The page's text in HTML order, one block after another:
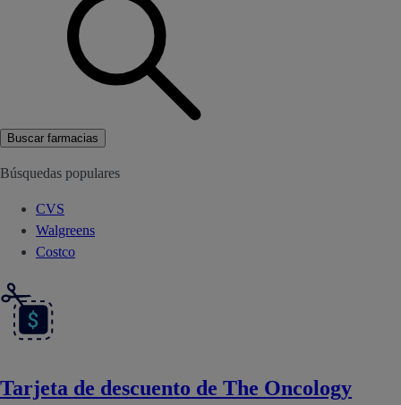
Buscar farmacias
Búsquedas populares
CVS
Walgreens
Costco
Tarjeta de descuento de The Oncology